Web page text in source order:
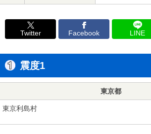
Twitter Facebook LINE
震度1
東京都
東京利島村